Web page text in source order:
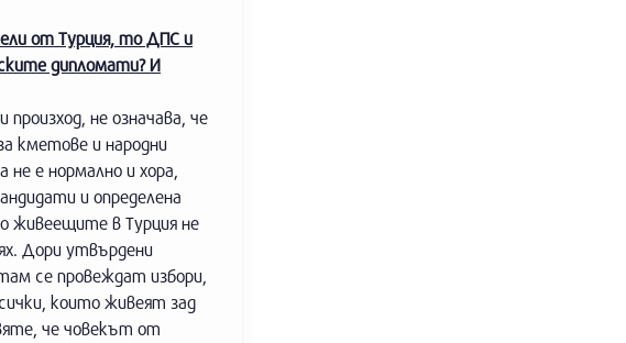
от Турция, то ДПС и
дипломати? И
не означава, че
кметове и народни
е нормално и хора,
и определена
живеещите в Турция не
Дори утвърдени
се провеждат избори,
които живеят зад
че човекът от